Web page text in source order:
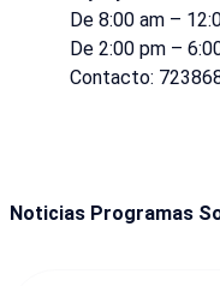
De 8:00 am –
De 2:00 pm –
Contacto:
Noticias Programas